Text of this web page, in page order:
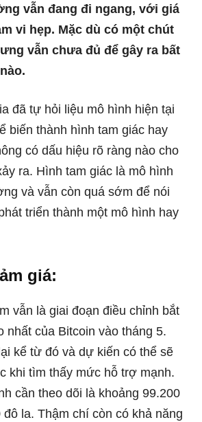
vẫn đang đi ngang, với giá
vi hẹp. Mặc dù có một chút
vẫn chưa đủ để gây ra bất
đã tự hỏi liệu mô hình hiện tại
biến thành hình tam giác hay
có dấu hiệu rõ ràng nào cho
ra. Hình tam giác là mô hình
và vẫn còn quá sớm để nói
triển thành một mô hình hay
giá:
vẫn là giai đoạn điều chỉnh bắt
nhất của Bitcoin vào tháng 5.
kể từ đó và dự kiến ​​có thể sẽ
khi tìm thấy mức hỗ trợ mạnh.
cần theo dõi là khoảng 99.200
la. Thậm chí còn có khả năng